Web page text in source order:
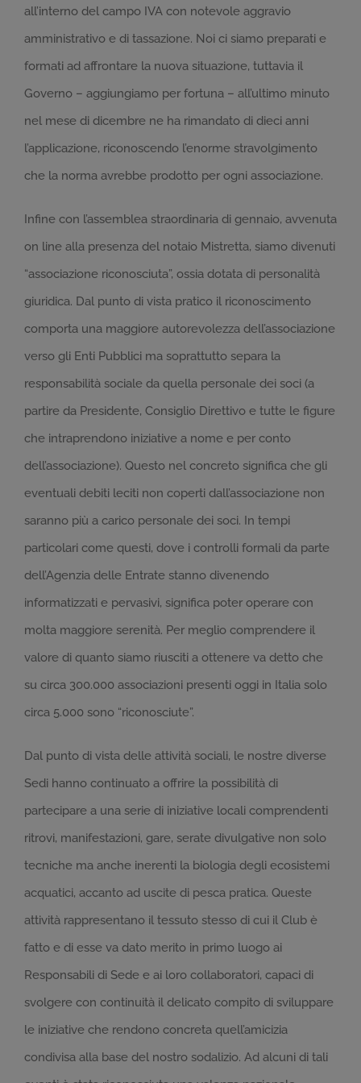
all’interno del campo IVA con notevole aggravio
amministrativo e di tassazione. Noi ci siamo preparati e
formati ad affrontare la nuova situazione, tuttavia il
Governo – aggiungiamo per fortuna – all’ultimo minuto
nel mese di dicembre ne ha rimandato di dieci anni
l’applicazione, riconoscendo l’enorme stravolgimento
che la norma avrebbe prodotto per ogni associazione.
Infine con l’assemblea straordinaria di gennaio, avvenuta
on line alla presenza del notaio Mistretta, siamo divenuti
“associazione riconosciuta”, ossia dotata di personalità
giuridica. Dal punto di vista pratico il riconoscimento
comporta una maggiore autorevolezza dell’associazione
verso gli Enti Pubblici ma soprattutto separa la
responsabilità sociale da quella personale dei soci (a
partire da Presidente, Consiglio Direttivo e tutte le figure
che intraprendono iniziative a nome e per conto
dell’associazione). Questo nel concreto significa che gli
eventuali debiti leciti non coperti dall’associazione non
saranno più a carico personale dei soci. In tempi
particolari come questi, dove i controlli formali da parte
dell’Agenzia delle Entrate stanno divenendo
informatizzati e pervasivi, significa poter operare con
molta maggiore serenità. Per meglio comprendere il
valore di quanto siamo riusciti a ottenere va detto che
su circa 300.000 associazioni presenti oggi in Italia solo
circa 5.000 sono “riconosciute”.
Dal punto di vista delle attività sociali, le nostre diverse
Sedi hanno continuato a offrire la possibilità di
partecipare a una serie di iniziative locali comprendenti
ritrovi, manifestazioni, gare, serate divulgative non solo
tecniche ma anche inerenti la biologia degli ecosistemi
acquatici, accanto ad uscite di pesca pratica. Queste
attività rappresentano il tessuto stesso di cui il Club è
fatto e di esse va dato merito in primo luogo ai
Responsabili di Sede e ai loro collaboratori, capaci di
svolgere con continuità il delicato compito di sviluppare
le iniziative che rendono concreta quell’amicizia
condivisa alla base del nostro sodalizio. Ad alcuni di tali